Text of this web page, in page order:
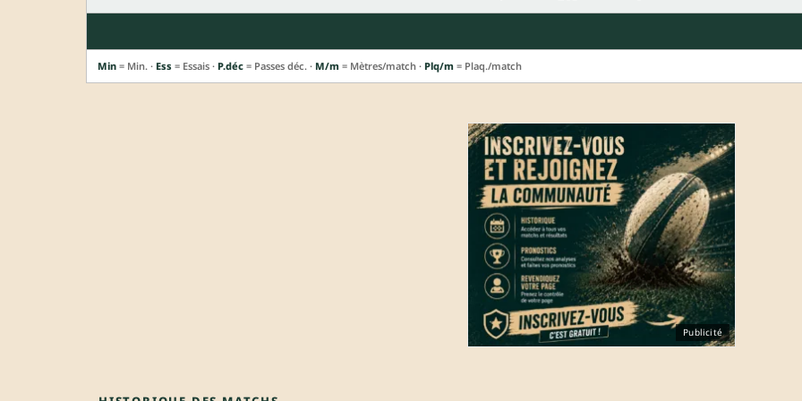
Min = Min. · Ess = Essais · P.déc = Passes déc. · M/m = Mètres/match · Plq/m = Plaq./match
Publicité